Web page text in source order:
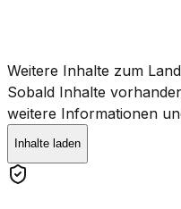
Weitere Inhalte zum Land
Sobald Inhalte
weitere Informationen
Inhalte laden